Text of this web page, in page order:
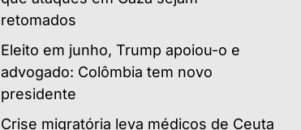
retomados
Eleito em junho, Trump apoiou-o e
advogado: Colômbia tem novo
presidente
Crise migratória leva médicos de Ceuta